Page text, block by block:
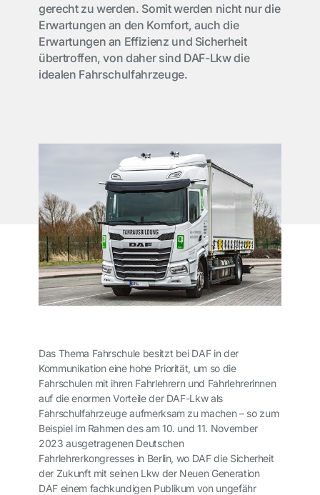
gerecht zu werden. Somit werden nicht nur die
Erwartungen an den Komfort, auch die
Erwartungen an Effizienz und Sicherheit
übertroffen, von daher sind DAF-Lkw die
idealen Fahrschulfahrzeuge.
Das Thema Fahrschule besitzt bei DAF in der
Kommunikation eine hohe Priorität, um so die
Fahrschulen mit ihren Fahrlehrern und Fahrlehrerinnen
auf die enormen Vorteile der DAF-Lkw als
Fahrschulfahrzeuge aufmerksam zu machen – so zum
Beispiel im Rahmen des am 10. und 11. November
2023 ausgetragenen Deutschen
Fahrlehrerkongresses in Berlin, wo DAF die Sicherheit
der Zukunft mit seinen Lkw der Neuen Generation
DAF einem fachkundigen Publikum von ungefähr